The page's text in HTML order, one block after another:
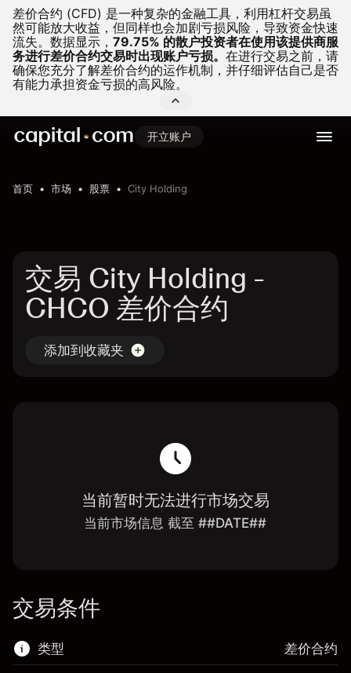
差价合约 (CFD) 是一种复杂的金融工具，利用杠杆交易虽
然可能放大收益，但同样也会加剧亏损风险，导致资金快速
流失。 数据显示， 79.75% 的散户投资者在使用该提供商服
务进行差价合约交易时出现账户亏损。 在进行交易之前，请
确保您充分了解差价合约的运作机制，并仔细评估自己是否
有能力承担资金亏损的高风险。
开立账户
首页 市场 股票 City Holding
交易 City Holding -
CHCO 差价合约
添加到收藏夹
当前暂时无法进行市场交易
当前市场信息 截至 ##DATE##
交易条件
类型 差价合约